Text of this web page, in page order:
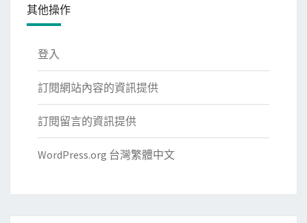
其他操作
登入
訂閱網站內容的資訊提供
訂閱留言的資訊提供
WordPress.org 台灣繁體中文